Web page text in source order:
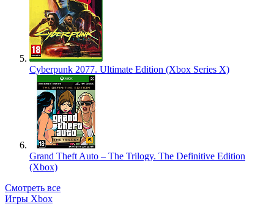
Cyberpunk 2077. Ultimate Edition (Xbox Series X)
Grand Theft Auto – The Trilogy. The Definitive Edition
(Xbox)
Смотреть все
Игры Xbox